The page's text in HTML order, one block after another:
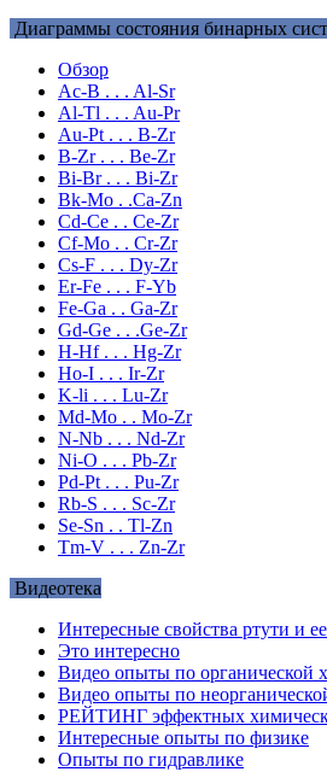
Диаграммы состояния бинарных
Обзор
Ac-B . . . Al-Sr
Al-Tl . . . Au-Pr
Au-Pt . . . B-Zr
B-Zr . . . Be-Zr
Bi-Br . . . Bi-Zr
Bk-Mo . .Ca-Zn
Cd-Ce . . Ce-Zr
Cf-Mo . . Cr-Zr
Cs-F . . . Dy-Zr
Er-Fe . . . F-Yb
Fe-Ga . . Ga-Zr
Gd-Ge . . .Ge-Zr
H-Hf . . . Hg-Zr
Ho-I . . . Ir-Zr
K-li . . . Lu-Zr
Md-Mo . . Mo-Zr
N-Nb . . . Nd-Zr
Ni-O . . . Pb-Zr
Pd-Pt . . . Pu-Zr
Rb-S . . . Sc-Zr
Se-Sn . . Tl-Zn
Tm-V . . . Zn-Zr
Видеотека
Интересные свойства ртути и
Это интересно
Видео опыты по органической
Видео опыты по
РЕЙТИНГ эффектных
Интересные опыты по физике
Опыты по гидравлике